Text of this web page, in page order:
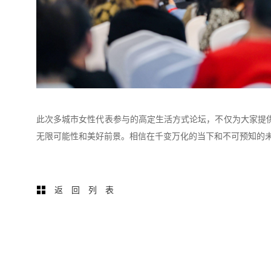
此次多城市女性代表参与的高定生活方式论坛，不仅为大家
无限可能性和美好前景。相信在千变万化的当下和不可预知
返回列表